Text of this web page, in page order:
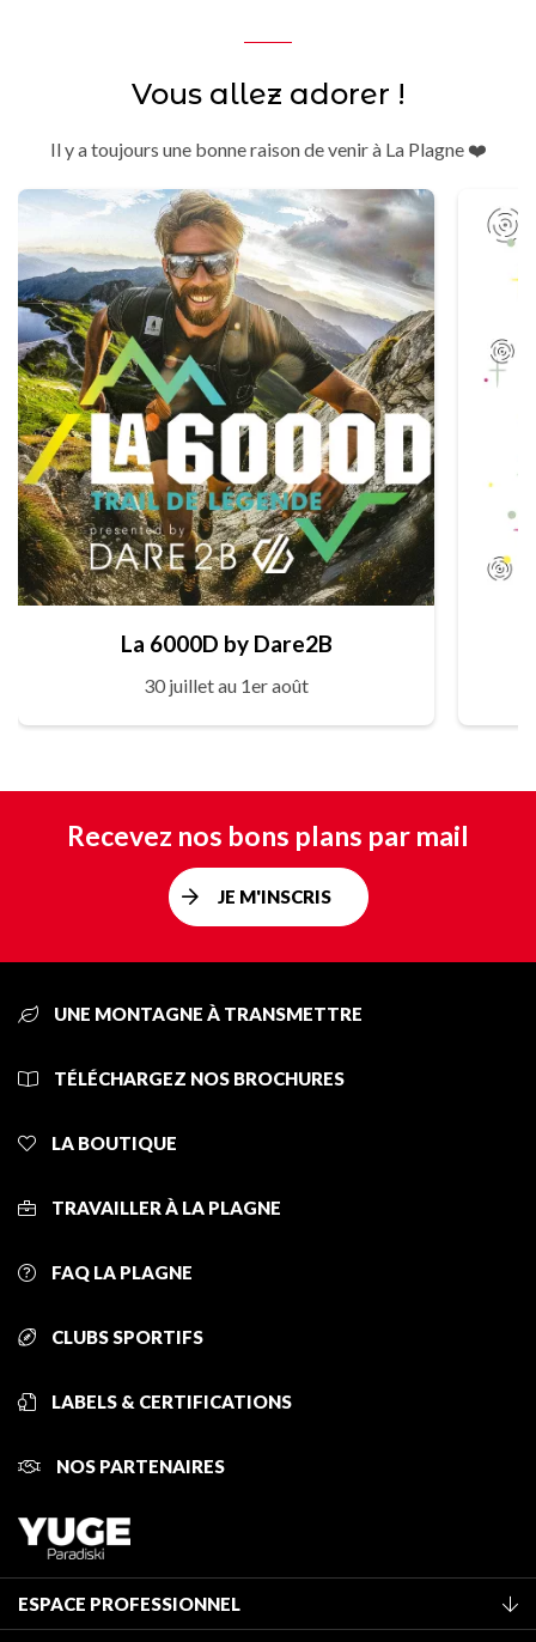
Vous allez adorer !
Il y a toujours une bonne raison de venir à La Plagne ❤️
La 6000D by Dare2B
30 juillet au 1er août
Recevez nos bons plans par mail
JE M'INSCRIS
UNE MONTAGNE À TRANSMETTRE
TÉLÉCHARGEZ NOS BROCHURES
LA BOUTIQUE
TRAVAILLER À LA PLAGNE
FAQ LA PLAGNE
CLUBS SPORTIFS
LABELS & CERTIFICATIONS
NOS PARTENAIRES
ESPACE PROFESSIONNEL